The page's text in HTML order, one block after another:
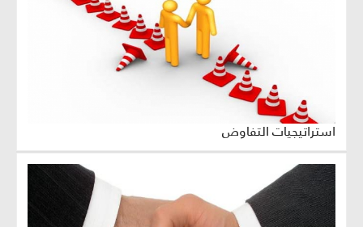
استراتيجيات التفاوض